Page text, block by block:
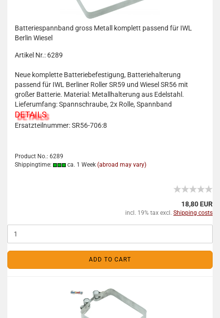
Batteriespannband gross Metall komplett passend für IWL
Berlin Wiesel
Artikel Nr.: 6289
Neue komplette Batteriebefestigung, Batteriehalterung
passend für IWL Berliner Roller SR59 und Wiesel SR56 mit
großer Batterie. Material: Metallhalterung aus Edelstahl.
Lieferumfang: Spannschraube, 2x Rolle, Spannband
DETAILS
Ersatzteilnummer: SR56-706:8
Product No.: 6289
Shippingtime:
ca. 1 Week (abroad may vary)
18,80 EUR
incl. 19% tax excl. Shipping costs
ADD TO CART